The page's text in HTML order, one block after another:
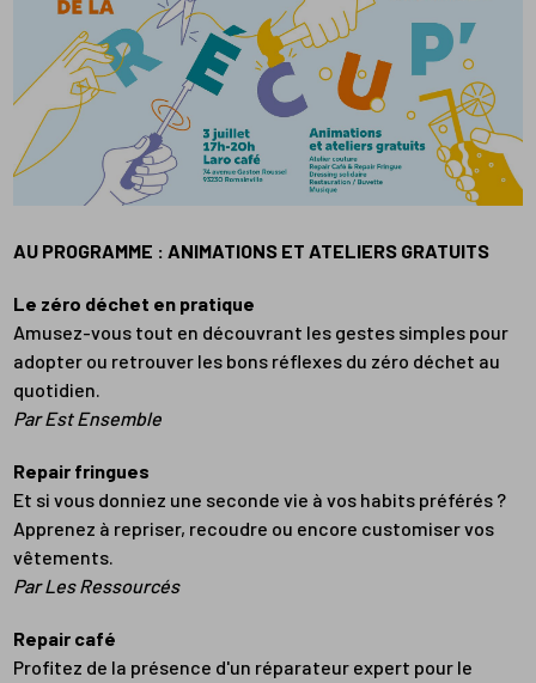
AU PROGRAMME : ANIMATIONS ET ATELIERS GRATUITS
Le zéro déchet en pratique
Amusez-vous tout en découvrant les gestes simples pour
adopter ou retrouver les bons réflexes du zéro déchet au
quotidien.
Par Est Ensemble
Repair fringues
Et si vous donniez une seconde vie à vos habits préférés ?
Apprenez à repriser, recoudre ou encore customiser vos
vêtements.
Par Les Ressourcés
Repair café
Profitez de la présence d'un réparateur expert pour le